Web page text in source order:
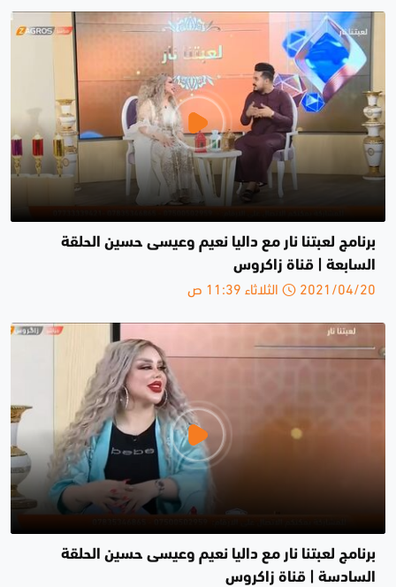
برنامج لعبتنا نار مع داليا نعيم وعيسى حسين الحلقة
السابعة | قناة زاكروس
2021/04/20 الثلاثاء 11:39 ص
برنامج لعبتنا نار مع داليا نعيم وعيسى حسين الحلقة
السادسة | قناة زاكروس